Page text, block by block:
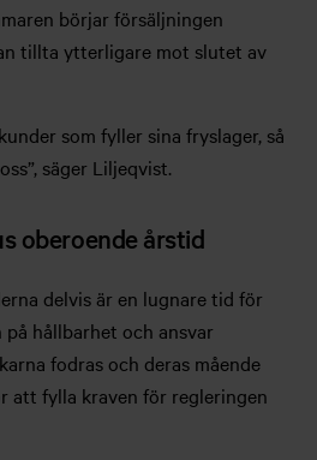
börjar försäljningen
tillta ytterligare mot slutet av
som fyller sina fryslager, så
säger Liljeqvist.
oberoende årstid
delvis är en lugnare tid för
hållbarhet och ansvar
fodras och deras mående
att fylla kraven för regleringen